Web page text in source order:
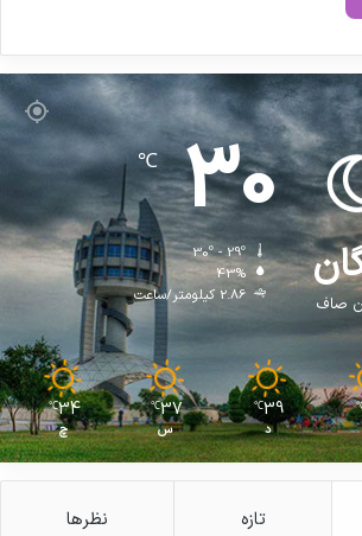
صاف
30
℃
30º - 29º
43%
2.86 کیلومتر/ساعت
39
℃
د
37
℃
س
34
℃
چ
تازه نظرها